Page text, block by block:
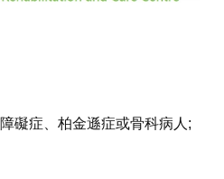
礙症、柏金遜症或骨科病人;